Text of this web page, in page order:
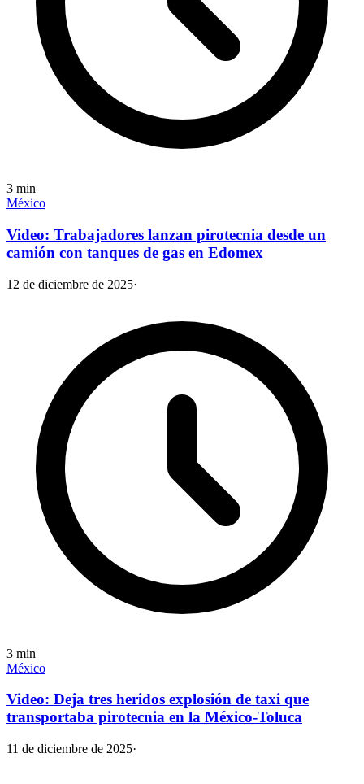
3 min
México
Video: Trabajadores lanzan pirotecnia desde un
camión con tanques de gas en Edomex
12 de diciembre de 2025·
3 min
México
Video: Deja tres heridos explosión de taxi que
transportaba pirotecnia en la México-Toluca
11 de diciembre de 2025·